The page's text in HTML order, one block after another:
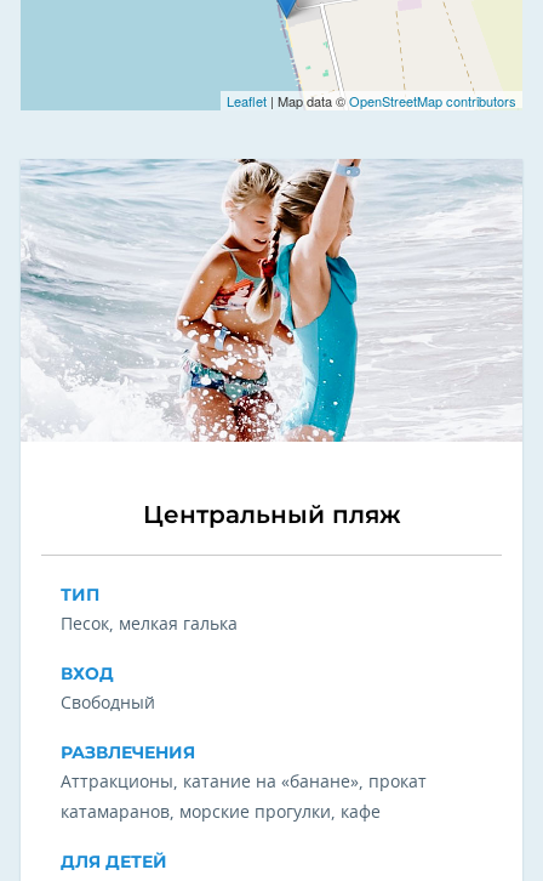
Leaflet | Map data ©OpenStreetMap contributors
Центральный пляж
ТИП
Песок, мелкая галька
ВХОД
Свободный
РАЗВЛЕЧЕНИЯ
Аттракционы, катание на «банане», прокат
катамаранов, морские прогулки, кафе
ДЛЯ ДЕТЕЙ